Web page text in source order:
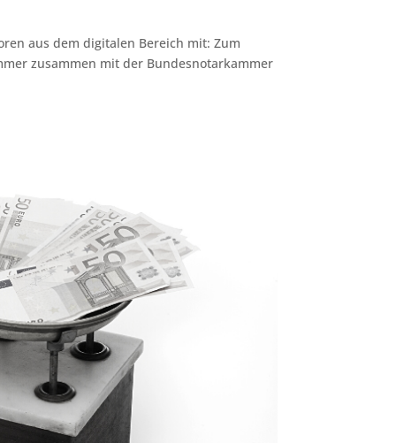
aus dem digitalen Bereich mit: Zum
zusammen mit der Bundesnotarkammer